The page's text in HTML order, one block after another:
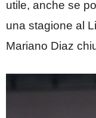
utile, anche se
una stagione al
Mariano Diaz